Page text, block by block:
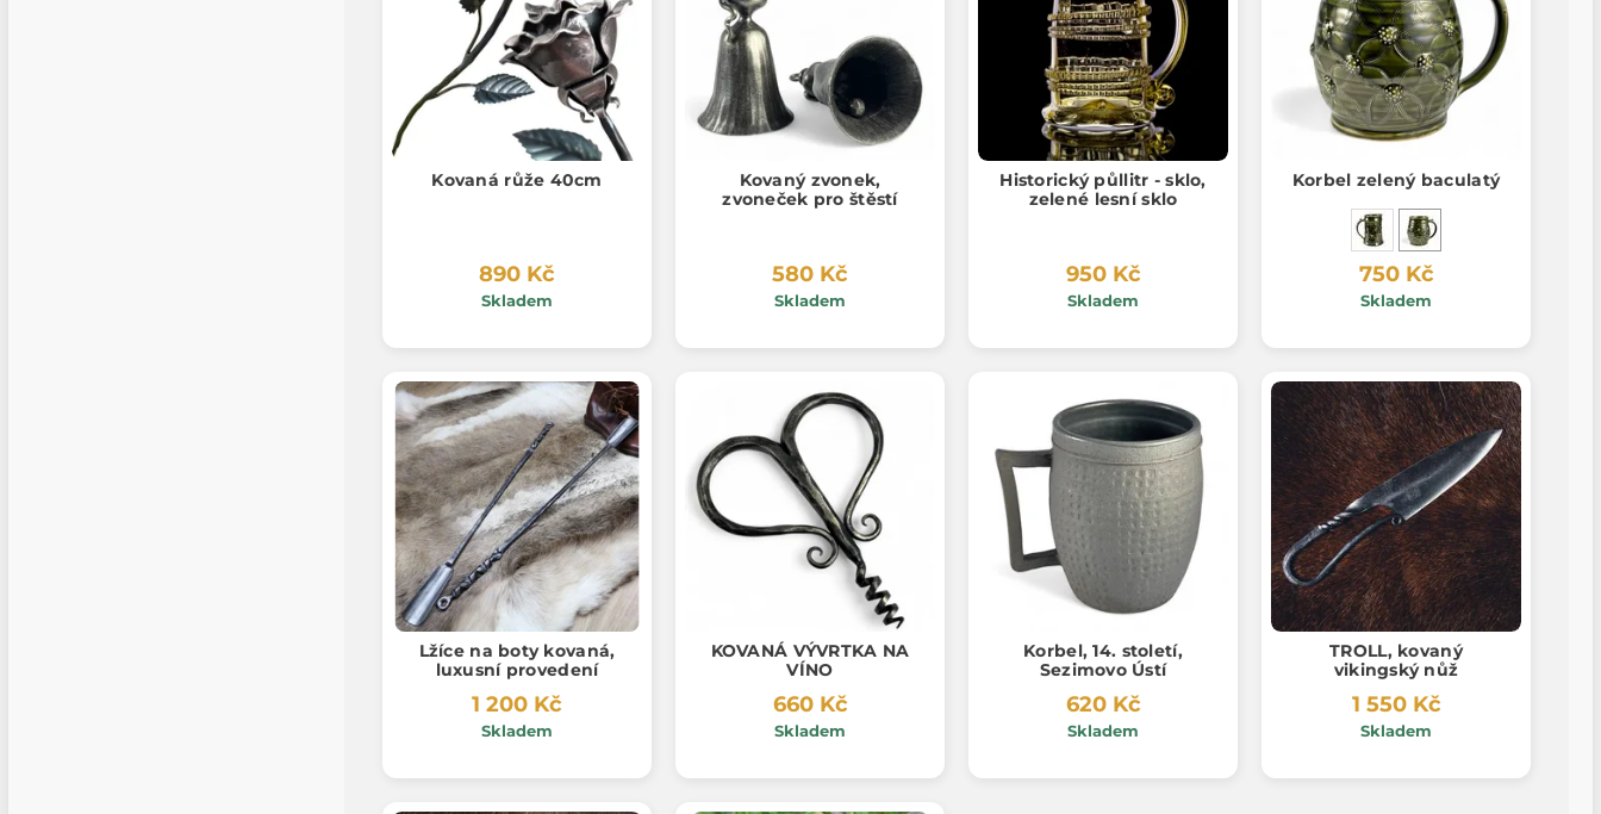
Kovaná růže 40cm
890 Kč
Skladem
Kovaný zvonek,
zvoneček pro štěstí
580 Kč
Skladem
Historický půllitr - sklo,
zelené lesní sklo
950 Kč
Skladem
Korbel zelený baculatý
750 Kč
Skladem
Lžíce na boty kovaná,
luxusní provedení
1 200 Kč
Skladem
KOVANÁ VÝVRTKA NA
VÍNO
660 Kč
Skladem
Korbel, 14. století,
Sezimovo Ústí
620 Kč
Skladem
TROLL, kovaný
vikingský nůž
1 550 Kč
Skladem